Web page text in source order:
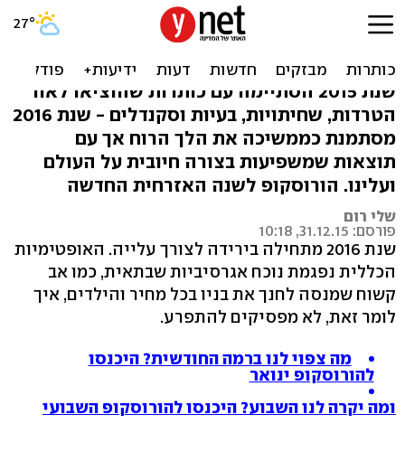
ירידה לצורך עלייה: הורוסקופ
שנתי לשנת 2016
שנת 2015 הסתיימה עם כותרות שהוציאו לאור
הטרדות, שחיתויות, בעיות וסקנדלים - שנת 2016
מסתמנת כממשיכה את הלך הרוח אך עם
תוצאות שמשפיעות בצורה חיובית על העולם
ועלינו. הורוסקופ לשנה האזרחית החדשה
שלי רום
פורסם: 31.12.15, 10:18
שנת 2016 מתחילה בירידה לצורך עלייה. האופטימיות
הכללית נפגמת נוכח אגרסיביות שבתאית, כמו אב
קשוח שמנסה לחנך את בניו בכל מחיר והילדים, איך
לומר זאת, לא מפסיקים להתפרע.
מה צפוי לנו ברמה החודשית? היכנסו
להורוסקופ ינואר
ומה יקרה לנו השבוע? היכנסו להורוסקופ השבועי